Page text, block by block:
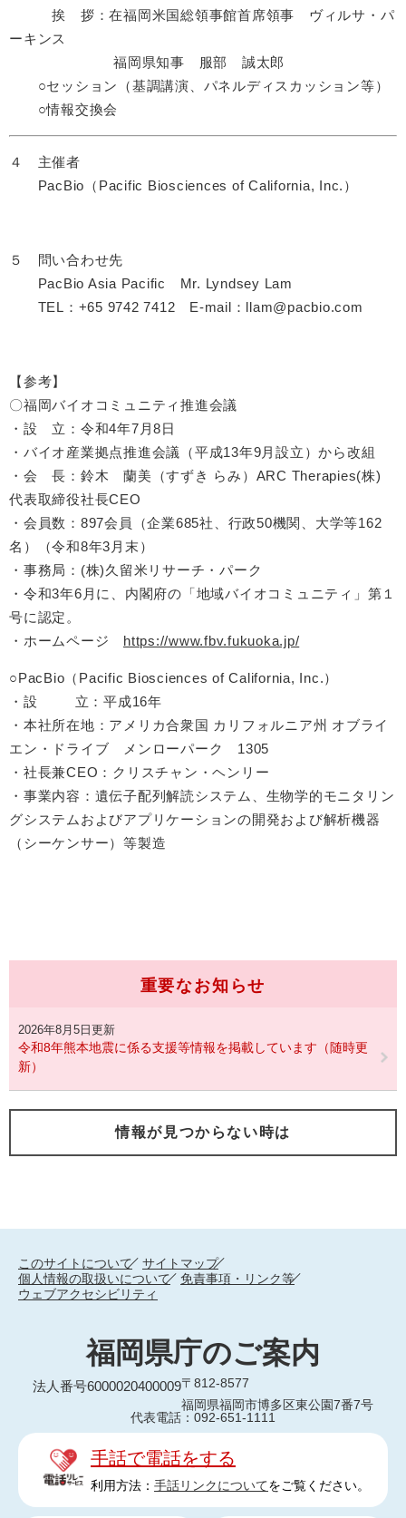
挨 拶：在福岡米国総領事館首席領事 ヴィルサ・パ
ーキンス
福岡県知事 服部 誠太郎
○セッション（基調講演、パネルディスカッション等）
○情報交換会
４ 主催者
​ PacBio（Pacific Biosciences of California, Inc.）
５ 問い合わせ先
PacBio Asia Pacific Mr. Lyndsey Lam
TEL：+65 9742 7412 E-mail：llam@pacbio.com
【参考】
〇福岡バイオコミュニティ推進会議
​・設 立：令和4年7月8日
・バイオ産業拠点推進会議（平成13年9月設立）から改組
・会 長：鈴木 蘭美（すずき らみ）ARC Therapies(株)
代表取締役社長CEO
​・会員数：897会員（企業685社、行政50機関、大学等162
名）（令和8年3月末）
​・事務局：(株)久留米リサーチ・パーク
・令和3年6月に、内閣府の「地域バイオコミュニティ」第１
号に認定。
・ホームページ https://www.fbv.fukuoka.jp/
○PacBio（Pacific Biosciences of California, Inc.）
・設 立：平成16年
・本社所在地：アメリカ合衆国 カリフォルニア州 オブライ
エン・ドライブ メンローパーク 1305
​・社長兼CEO：クリスチャン・ヘンリー
​・事業内容：遺伝子配列解読システム、生物学的モニタリン
グシステムおよびアプリケーションの開発および解析機器
（シーケンサー）等製造
重要なお知らせ
2026年8月5日更新
令和8年熊本地震に係る支援等情報を掲載しています（随時更
新）
情報が見つからない時は
このサイトについて
サイトマップ
個人情報の取扱いについて
免責事項・リンク等
ウェブアクセシビリティ
福岡県庁のご案内
法人番号6000020400009〒812-8577
福岡県福岡市博多区東公園7番7号
代表電話：092-651-1111
手話で電話をする
利用方法： 手話リンクについてをご覧ください。